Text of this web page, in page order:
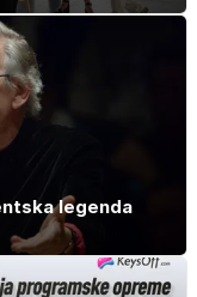
legenda